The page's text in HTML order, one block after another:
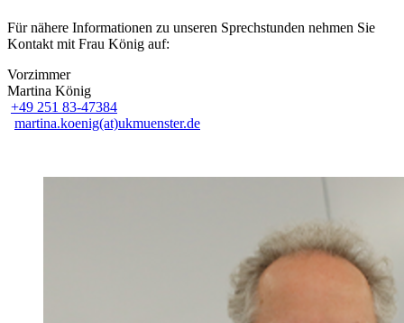
Für nähere Informationen zu unseren Sprechstunden nehmen Sie
Kontakt mit Frau König auf:
Vorzimmer
Martina König
+49 251 83-47384
martina.koenig(at)ukmuenster.de